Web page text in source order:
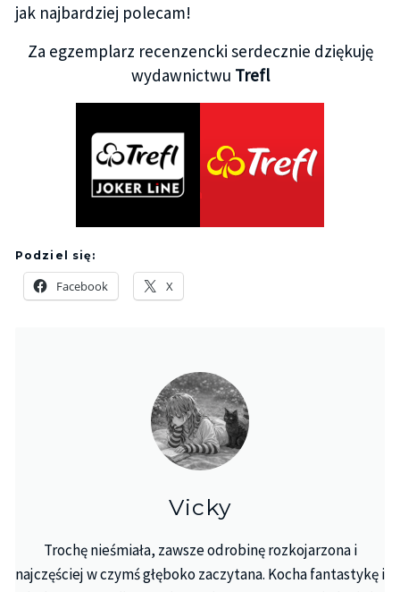
jak najbardziej polecam!
Za egzemplarz recenzencki serdecznie dziękuję
wydawnictwu Trefl
Podziel się:
Facebook X
Vicky
Trochę nieśmiała, zawsze odrobinę rozkojarzona i
najczęściej w czymś głęboko zaczytana. Kocha fantastykę i